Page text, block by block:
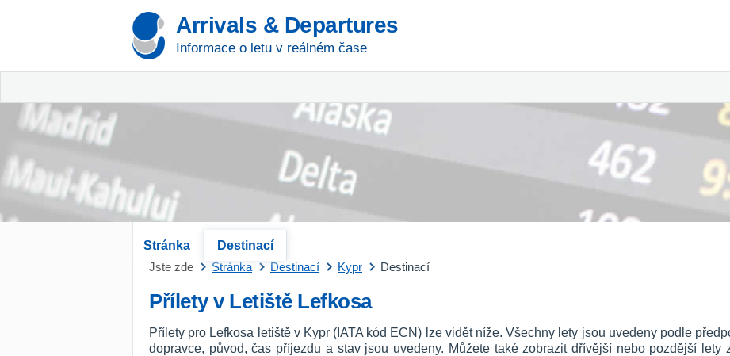
Arrivals & Departures
Informace o letu v reálném čase
Stránka
Destinací
Jste zde
Stránka Destinací Kypr Destinací
Přílety v Letiště Lefkosa
Přílety pro Lefkosa letiště v Kypr (IATA kód ECN) lze vidět níže. Všechny lety jsou uvedeny podle
dopravce, původ, čas příjezdu a stav jsou uvedeny. Můžete také zobrazit dřívější nebo pozdější lety